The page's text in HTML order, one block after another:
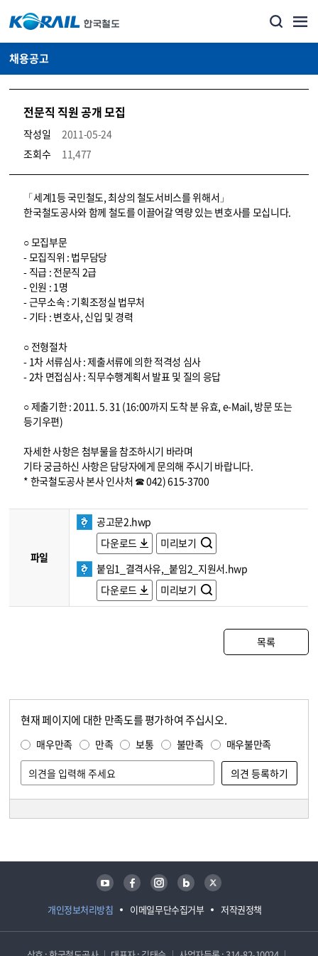
채용공고
전문직 직원 공개 모집
작성일
2011-05-24
조회수
11,477
코레일소개_경영공시_채용공고 상세보기 – 내용, 파일, 담당자 연락처로 구성
「세계1등 국민철도, 최상의 철도서비스를 위해서」
한국철도공사와 함께 철도를 이끌어갈 역량 있는 변호사를 모십니다.
○ 모집부문
- 모집직위 : 법무담당
- 직급 : 전문직 2급
- 인원 : 1명
- 근무소속 : 기획조정실 법무처
- 기타 : 변호사, 신입 및 경력
○ 전형절차
- 1차 서류심사 : 제출서류에 의한 적격성 심사
- 2차 면접심사 : 직무수행계획서 발표 및 질의 응답
○ 제출기한 : 2011. 5. 31 (16:00까지 도착 분 유효, e-Mail, 방문 또는
등기우편)
자세한 사항은 첨부물을 참조하시기 바라며
기타 궁금하신 사항은 담당자에게 문의해 주시기 바랍니다.
* 한국철도공사 본사 인사처 ☎ 042) 615-3700
파일
공고문2.hwp
다운로드
미리보기
붙임1_결격사유,_붙임2_지원서.hwp
다운로드
미리보기
목록
현재 페이지에 대한 만족도를 평가하여 주십시오.
매우만족 만족 보통 불만족 매우불만족
개인정보처리방침 이메일무단수집거부 저작권정책
유튜브 페이스북 인스타그램 블로그 트위터